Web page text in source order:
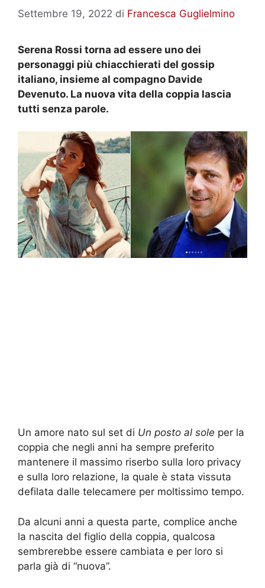
Settembre 19, 2022 di Francesca Guglielmino
Serena Rossi torna ad essere uno dei
personaggi più chiacchierati del gossip
italiano, insieme al compagno Davide
Devenuto. La nuova vita della coppia lascia
tutti senza parole.
Un amore nato sul set di Un posto al sole per la
coppia che negli anni ha sempre preferito
mantenere il massimo riserbo sulla loro privacy
e sulla loro relazione, la quale è stata vissuta
defilata dalle telecamere per moltissimo tempo.
Da alcuni anni a questa parte, complice anche
la nascita del figlio della coppia, qualcosa
sembrerebbe essere cambiata e per loro si
parla già di “nuova”.